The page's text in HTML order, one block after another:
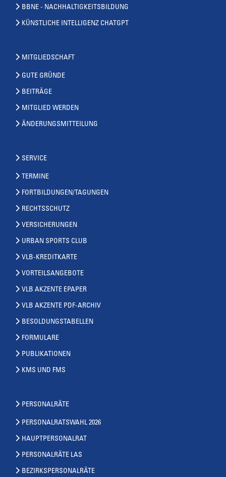
BBNE - NACHHALTIGKEITSBILDUNG
KÜNSTLICHE INTELLIGENZ CHATGPT
MITGLIEDSCHAFT
GUTE GRÜNDE
BEITRÄGE
MITGLIED WERDEN
ÄNDERUNGSMITTEILUNG
SERVICE
TERMINE
FORTBILDUNGEN/TAGUNGEN
RECHTSSCHUTZ
VERSICHERUNGEN
URBAN SPORTS CLUB
VLB-KREDITKARTE
VORTEILSANGEBOTE
VLB AKZENTE EPAPER
VLB AKZENTE PDF-ARCHIV
BESOLDUNGSTABELLEN
FORMULARE
PUBLIKATIONEN
KMS UND FMS
PERSONALRÄTE
PERSONALRATSWAHL 2026
HAUPTPERSONALRAT
PERSONALRÄTE LAS
BEZIRKSPERSONALRÄTE